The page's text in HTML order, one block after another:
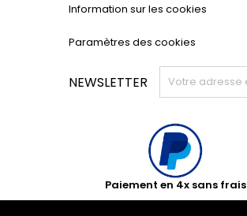
Information sur les cookies
Paramètres des cookies
NEWSLETTER
Paiement en 4x sans frais